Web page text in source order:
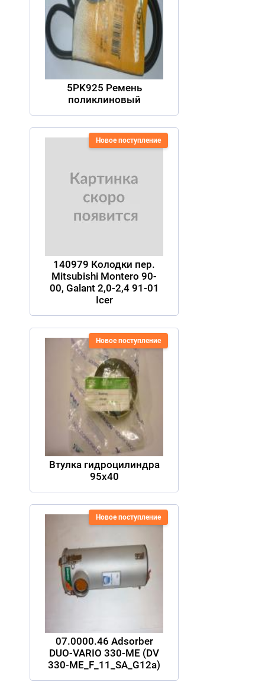
5PK925 Ремень
поликлиновый
Новое поступление
140979 Колодки пер.
Mitsubishi Montero 90-
00, Galant 2,0-2,4 91-01
Icer
Новое поступление
Втулка гидроцилиндра
95х40
Новое поступление
07.0000.46 Adsorber
DUO-VARIO 330-ME (DV
330-ME_F_11_SA_G12a)